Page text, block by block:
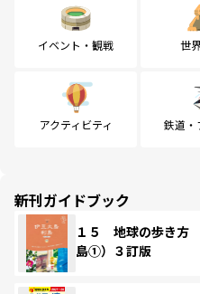
イベント・観戦 世
アクティビティ 鉄道・
新刊ガイドブック
１５ 地球の歩き
島①）３訂版